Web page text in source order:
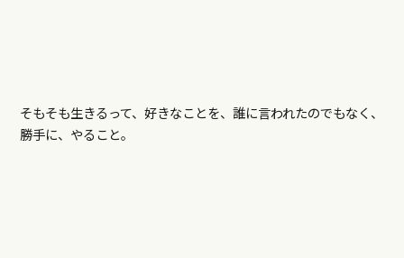
そもそも生きるって、好きなことを、誰に言われたのでもなく、
勝手に、やること。